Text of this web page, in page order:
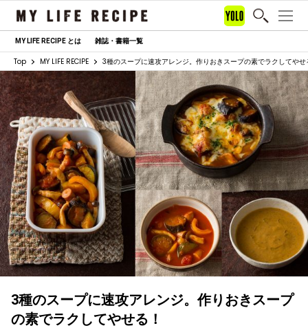
MY LIFE RECIPE とは 雑誌・書籍一覧
Top MY LIFE RECIPE 3種のスープに速攻アレンジ。作りおきスープの素でラクしてやせ
3種のスープに速攻アレンジ。作りおきスープ
の素でラクしてやせる！